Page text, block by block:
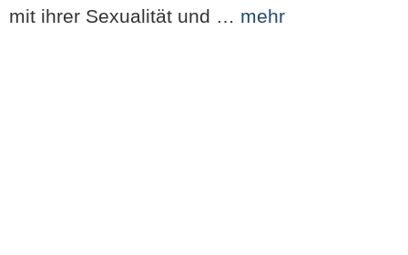
mit ihrer Sexualität und … mehr